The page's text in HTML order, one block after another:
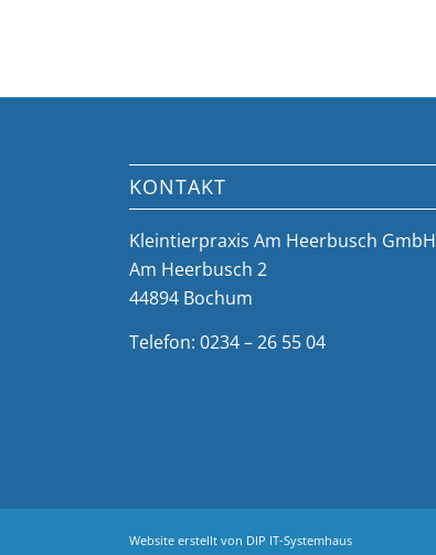
KONTAKT
Kleintierpraxis Am Heerbusch GmbH
Am Heerbusch 2
44894 Bochum
Telefon: 0234 – 26 55 04
Website erstellt von DIP IT-Systemhaus